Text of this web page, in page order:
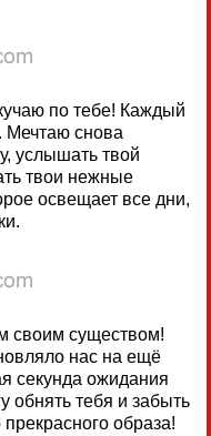
по тебе! Каждый
Мечтаю снова
услышать твой
твои нежные
освещает все дни,
своим существом!
нас на ещё
секунда ожидания
обнять тебя и забыть
образа!